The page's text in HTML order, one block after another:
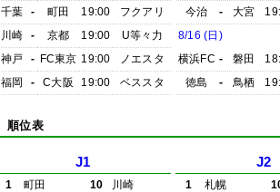
千葉
- 町田 19:00
フクアリ
川崎
- 京都 19:00
U等々力
神戸
- FC東京 19:00
ノエスタ
福岡
- C大阪 19:00 ベススタ
今治
- 大宮
8/16 (日)
横浜FC - 磐田
徳島
- 鳥栖
順位表
J1
1 町田 10
川崎
J2
1 札幌